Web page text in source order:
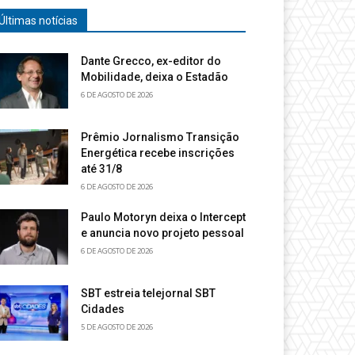
notícias
Dante Grecco, ex-editor do
Mobilidade, deixa o Estadão
6 DE AGOSTO DE 2026
Prêmio Jornalismo Transição
Energética recebe inscrições
até 31/8
6 DE AGOSTO DE 2026
Paulo Motoryn deixa o Intercept
e anuncia novo projeto pessoal
6 DE AGOSTO DE 2026
SBT estreia telejornal SBT
Cidades
5 DE AGOSTO DE 2026